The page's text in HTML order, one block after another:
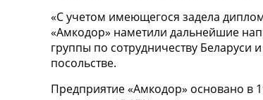
«С учетом имеющегося задела
«Амкодор» наметили дальнейшие
группы по сотрудничеству Беларуси
посольстве.
Предприятие «Амкодор» основано в